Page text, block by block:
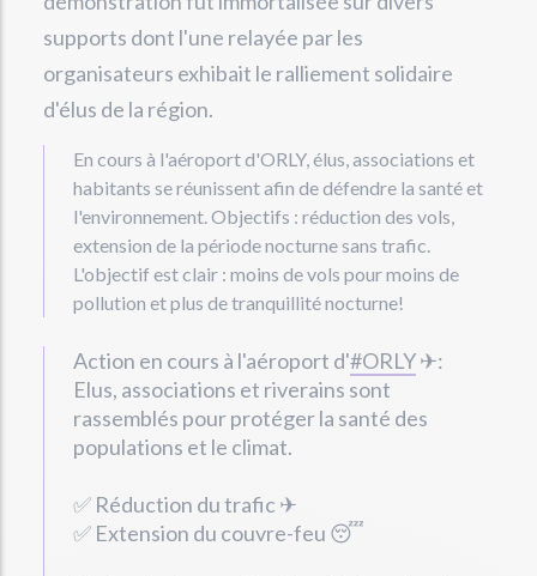
supports dont l'une relayée par les
organisateurs exhibait le ralliement solidaire
d'élus de la région.
En cours à l'aéroport d'ORLY, élus, associations et
habitants se réunissent afin de défendre la santé et
l'environnement. Objectifs : réduction des vols,
extension de la période nocturne sans trafic.
L'objectif est clair : moins de vols pour moins de
pollution et plus de tranquillité nocturne!
Action en cours à l'aéroport d'#ORLY✈:
Elus, associations et riverains sont
rassemblés pour protéger la santé des
populations et le climat.
✅ Réduction du trafic ✈
✅ Extension du couvre-feu 😴